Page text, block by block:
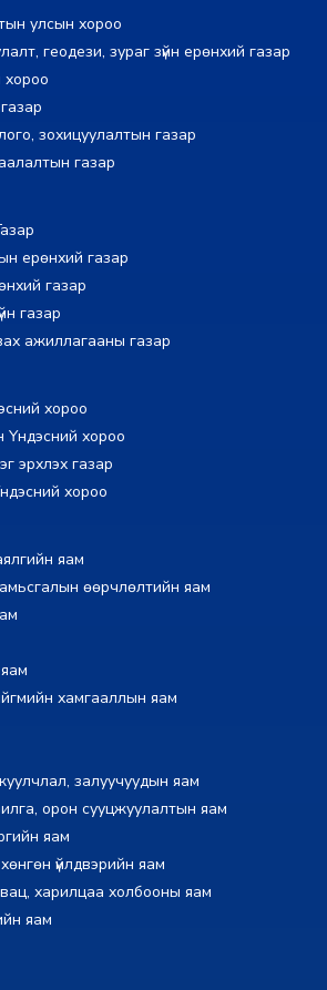
улсын хороо
геодези, зураг зүйн ерөнхий газар
хороо
зохицуулалтын газар
газар
ерөнхий газар
газар
газар
ажиллагааны газар
хороо
Үндэсний хороо
эрхлэх газар
хороо
яам
өөрчлөлтийн яам
хамгааллын яам
залуучуудын яам
орон сууцжуулалтын яам
яам
үйлдвэрийн яам
харилцаа холбооны яам
яам